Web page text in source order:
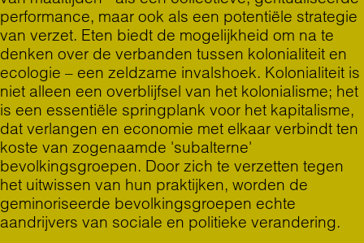
performance, maar ook als een potentiële strategie
van verzet. Eten biedt de mogelijkheid om na te
denken over de verbanden tussen kolonialiteit en
ecologie – een zeldzame invalshoek. Kolonialiteit is
niet alleen een overblijfsel van het kolonialisme; het
is een essentiële springplank voor het kapitalisme,
dat verlangen en economie met elkaar verbindt ten
koste van zogenaamde 'subalterne'
bevolkingsgroepen. Door zich te verzetten tegen
het uitwissen van hun praktijken, worden de
geminoriseerde bevolkingsgroepen echte
aandrijvers van sociale en politieke verandering.